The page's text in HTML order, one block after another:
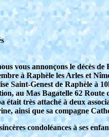
vous annonçons le décès
à Raphèle les Arles et
Saint-Genest de Raphèle
au Mas Bagatelle 62
était très attaché à deux
ainsi que sa compagne
condoléances à ses